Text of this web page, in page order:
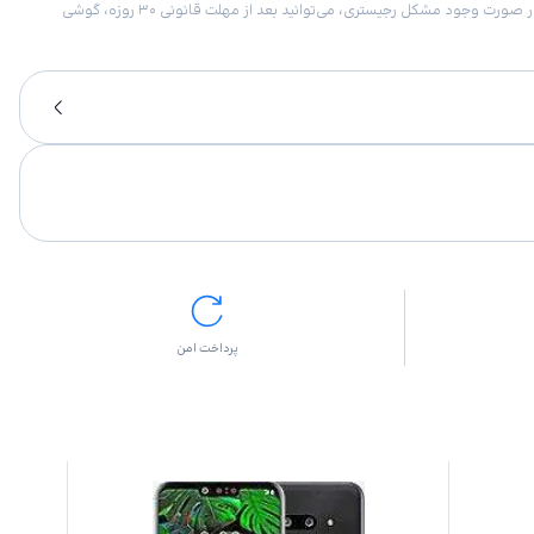
امکان برگشت کالا در گروه موبایل با دلیل “انصراف از خرید“ تنها در صورتی مورد قبول است که پلمب کالا باز نشده باشد. تمام گوشی‌های جی‌اس‌ام ضمانت رجیستری دارند. در صورت وجود مشکل رجیستری، می‌توانید بعد از مهلت قانونی ۳۰ روزه، گوشی
پرداخت امن